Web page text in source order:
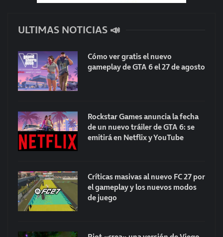
ULTIMAS NOTICIAS 📣
Cómo ver gratis el nuevo
gameplay de GTA 6 el 27 de agosto
Rockstar Games anuncia la fecha
de un nuevo tráiler de GTA 6: se
emitirá en Netflix y YouTube
Críticas masivas al nuevo FC 27 por
el gameplay y los nuevos modos
de juego